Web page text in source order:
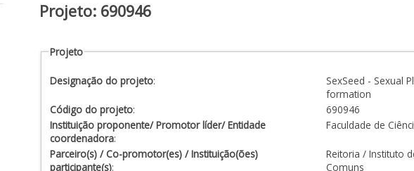
Projeto: 690946
Projeto
Designação do projeto:
SexSeed - Sexual
formation
Código do projeto:
690946
Instituição proponente/ Promotor líder/ Entidade
coordenadora:
Faculdade de
Parceiro(s) / Co-promotor(es) / Instituição(ões)
participante(s):
Reitoria / Instituto
Comuns